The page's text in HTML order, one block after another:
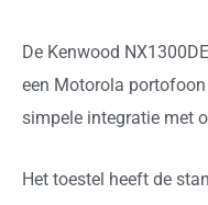
De Kenwood
een Motorola
simpele integratie met
Het toestel heeft de